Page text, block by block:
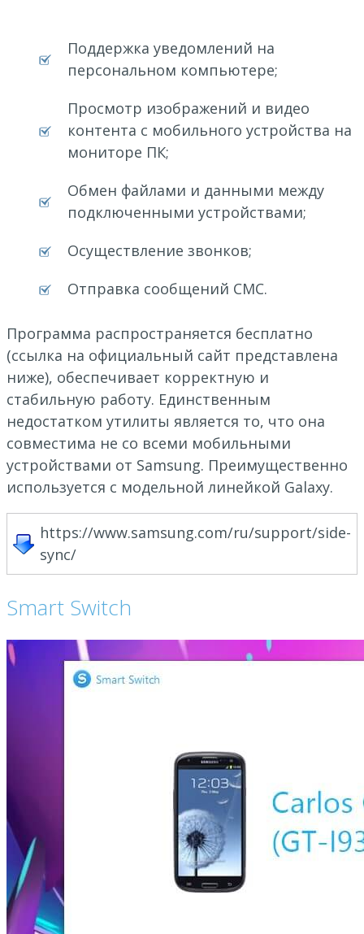
Поддержка уведомлений на
персональном компьютере;
Просмотр изображений и видео
контента с мобильного устройства на
мониторе ПК;
Обмен файлами и данными между
подключенными устройствами;
Осуществление звонков;
Отправка сообщений СМС.
Программа распространяется бесплатно
(ссылка на официальный сайт представлена
ниже), обеспечивает корректную и
стабильную работу. Единственным
недостатком утилиты является то, что она
совместима не со всеми мобильными
устройствами от Samsung. Преимущественно
используется с модельной линейкой Galaxy.
https://www.samsung.com/ru/support/side-
sync/
Smart Switch